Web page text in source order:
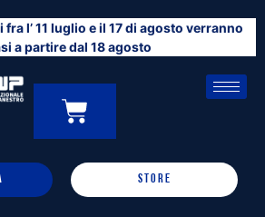
l’ 11 luglio e il 17 di agosto verranno
a partire dal 18 agosto
0
CARRELLO
STORE